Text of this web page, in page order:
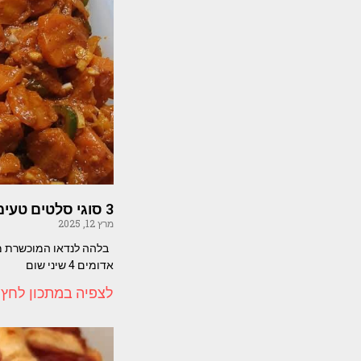
3 סוגי סלטים טעימים לשבת
מרץ 12, 2025
אדומים 4 שיני שום
לצפיה במתכון